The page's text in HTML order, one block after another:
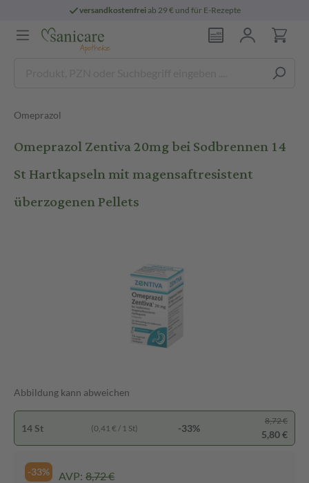
versandkostenfreiab 29 € und für E-Rezepte
Omeprazol
Omeprazol Zentiva 20mg bei Sodbrennen 14
St Hartkapseln mit magensaftresistent
überzogenen Pellets
Abbildung kann abweichen
14 St (0,41 € / 1 St) -33%
8,72 €
5,80 €
-33% AVP: 8,72 €